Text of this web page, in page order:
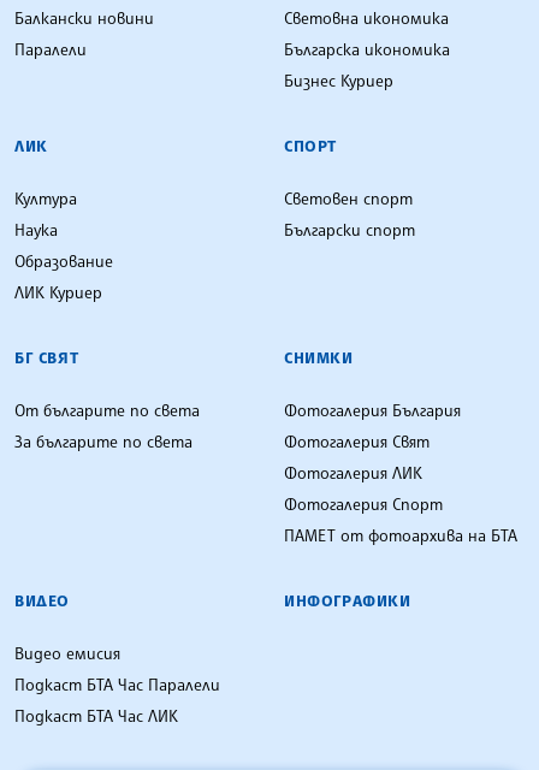
Балкански новини
Паралели
Световна икономика
Българска икономика
Бизнес Куриер
ЛИК
Култура
Наука
Образование
ЛИК Куриер
СПОРТ
Световен спорт
Български спорт
БГ СВЯТ
От българите по света
За българите по света
СНИМКИ
Фотогалерия България
Фотогалерия Свят
Фотогалерия ЛИК
Фотогалерия Спорт
ПАМЕТ от фотоархива на БТА
ВИДЕО
Видео емисия
Подкаст БТА Час Паралели
Подкаст БТА Час ЛИК
ИНФОГРАФИКИ